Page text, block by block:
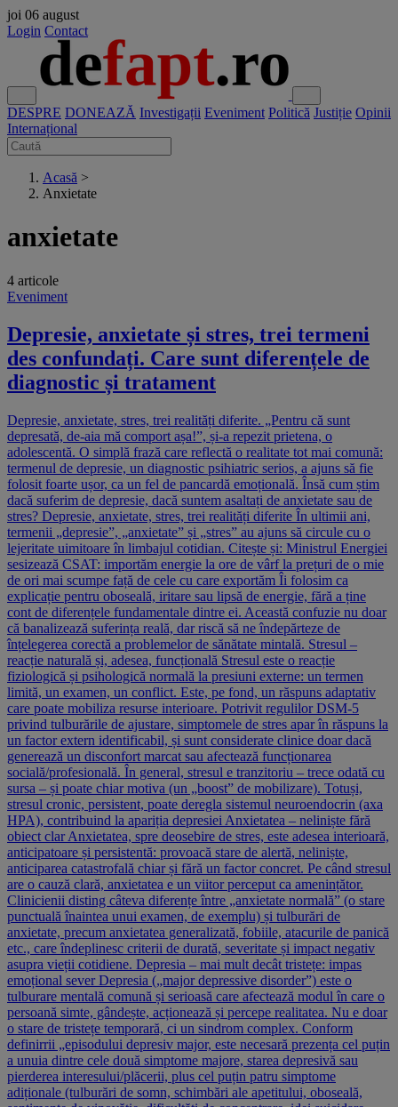
joi 06 august
Login Contact
DESPRE DONEAZĂ Investigații Eveniment Politică Justiție Opinii
Internațional
Acasă >
Anxietate
anxietate
4 articole
Eveniment
Depresie, anxietate și stres, trei termeni
des confundați. Care sunt diferențele de
diagnostic și tratament
Depresie, anxietate, stres, trei realități diferite. „Pentru că sunt
depresată, de-aia mă comport așa!”, și-a repezit prietena, o
adolescentă. O simplă frază care reflectă o realitate tot mai comună:
termenul de depresie, un diagnostic psihiatric serios, a ajuns să fie
folosit foarte ușor, ca un fel de pancardă emoțională. Însă cum știm
dacă suferim de depresie, dacă suntem asaltați de anxietate sau de
stres? Depresie, anxietate, stres, trei realități diferite În ultimii ani,
termenii „depresie”, „anxietate” și „stres” au ajuns să circule cu o
lejeritate uimitoare în limbajul cotidian. Citește și: Ministrul Energiei
sesizează CSAT: importăm energie la ore de vârf la prețuri de o mie
de ori mai scumpe față de cele cu care exportăm Îi folosim ca
explicație pentru oboseală, iritare sau lipsă de energie, fără a ține
cont de diferențele fundamentale dintre ei. Această confuzie nu doar
că banalizează suferința reală, dar riscă să ne îndepărteze de
înțelegerea corectă a problemelor de sănătate mintală. Stresul –
reacție naturală și, adesea, funcțională Stresul este o reacție
fiziologică și psihologică normală la presiuni externe: un termen
limită, un examen, un conflict. Este, pe fond, un răspuns adaptativ
care poate mobiliza resurse interioare. Potrivit regulilor DSM-5
privind tulburările de ajustare, simptomele de stres apar în răspuns la
un factor extern identificabil, și sunt considerate clinice doar dacă
generează un disconfort marcat sau afectează funcționarea
socială/profesională. În general, stresul e tranzitoriu – trece odată cu
sursa – și poate chiar motiva (un „boost” de mobilizare). Totuși,
stresul cronic, persistent, poate deregla sistemul neuroendocrin (axa
HPA), contribuind la apariția depresiei Anxietatea – neliniște fără
obiect clar Anxietatea, spre deosebire de stres, este adesea interioară,
anticipatoare și persistentă: provoacă stare de alertă, neliniște,
anticiparea catastrofală chiar și fără un factor concret. Pe când stresul
are o cauză clară, anxietatea e un viitor perceput ca amenințător.
Clinicienii disting câteva diferențe între „anxietate normală” (o stare
punctuală înaintea unui examen, de exemplu) și tulburări de
anxietate, precum anxietatea generalizată, fobiile, atacurile de panică
etc., care îndeplinesc criterii de durată, severitate și impact negativ
asupra vieții cotidiene. Depresia – mai mult decât tristețe: impas
emoțional sever Depresia („major depressive disorder”) este o
tulburare mentală comună și serioasă care afectează modul în care o
persoană simte, gândește, acționează și percepe realitatea. Nu e doar
o stare de tristețe temporară, ci un sindrom complex. Conform
definirrii „episodului depresiv major, este necesară prezența cel puțin
a unuia dintre cele două simptome majore, starea depresivă sau
pierderea interesului/plăcerii, plus cel puțin patru simptome
adiționale (tulburări de somn, schimbări ale apetitului, oboseală,